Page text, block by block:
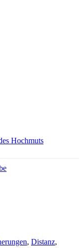
Hochmuts
, Distanz,